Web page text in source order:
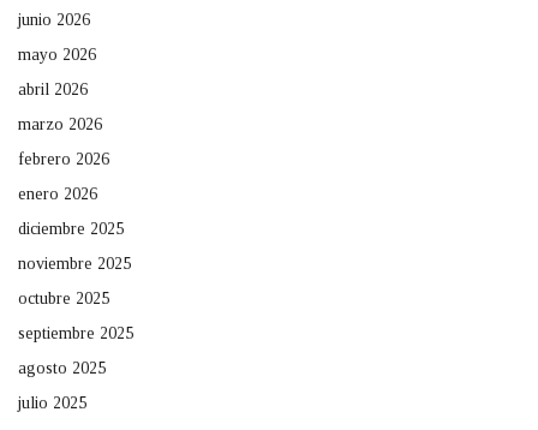
junio 2026
mayo 2026
abril 2026
marzo 2026
febrero 2026
enero 2026
diciembre 2025
noviembre 2025
octubre 2025
septiembre 2025
agosto 2025
julio 2025